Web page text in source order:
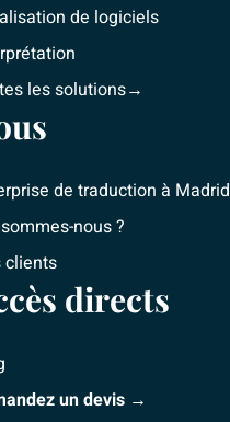
de logiciels
les solutions→
de traduction à Madrid
nous ?
clients
directs
un devis →